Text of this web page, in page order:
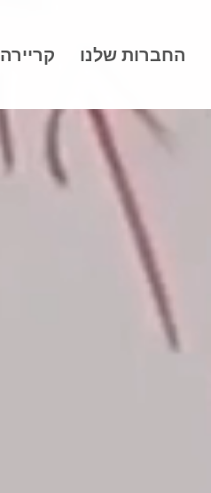
קריירה החברות שלנו